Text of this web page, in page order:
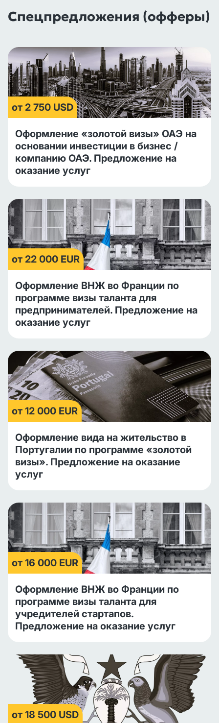
Спецпредложения (офферы)
от 2 750 USD
Оформление «золотой визы» ОАЭ на
основании инвестиции в бизнес /
компанию ОАЭ. Предложение на
оказание услуг
от 22 000 EUR
Оформление ВНЖ во Франции по
программе визы таланта для
предпринимателей. Предложение на
оказание услуг
от 12 000 EUR
Оформление вида на жительство в
Португалии по программе «золотой
визы». Предложение на оказание
услуг
от 16 000 EUR
Оформление ВНЖ во Франции по
программе визы таланта для
учредителей стартапов.
Предложение на оказание услуг
от 18 500 USD